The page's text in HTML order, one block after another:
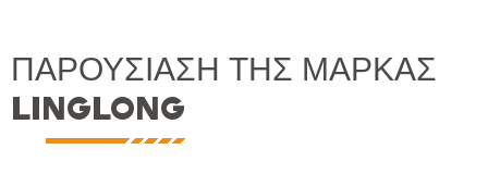
ΠΑΡΟΥΣΊΑΣΗ ΤΗΣ ΜΆΡΚΑΣ
LINGLONG